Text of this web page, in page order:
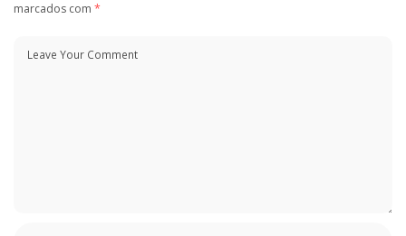
marcados com *